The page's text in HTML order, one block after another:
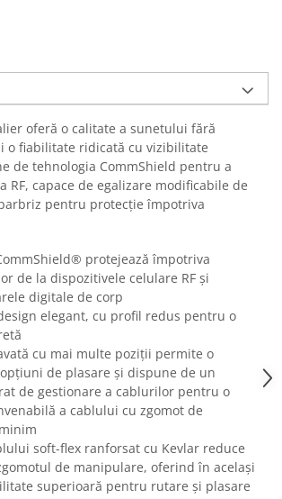
live
instrumente
Gaming
oferă o calitate a sunetului fără
o fiabilitate ridicată cu vizibilitate
de tehnologia CommShield pentru a
RF, capace de egalizare modificabile de
pentru protecție împotriva
protejează împotriva
de la dispozitivele celulare RF și
digitale de corp
elegant, cu profil redus pentru o
cu mai multe poziții permite o
de plasare și dispune de un
de gestionare a cablurilor pentru o
a cablului cu zgomot de
soft-flex ranforsat cu Kevlar reduce
de manipulare, oferind în același
superioară pentru rutare și plasare